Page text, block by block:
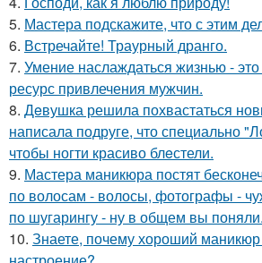
5. Мастера подскажите, что с этим
6. Встречайте! Траурный дранго.
7. Умение наслаждаться жизнью -
ресурс привлечения мужчин.
8. Дeвушка решила похвастаться
написала подруге, что специально
чтобы ногти красиво блeстели.
9. Мастера маникюра постят
по волосам - волосы, фотографы -
по шугарингу - ну в общем вы поняли.
10. Знаете, почему хороший